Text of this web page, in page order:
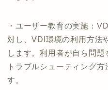
・ユーザー教育の実施：
対し、VDI環境の利用方法
します。利用者が自ら問
トラブルシューティング
す。